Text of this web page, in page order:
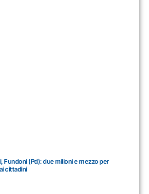
Fundoni (Pd): due milioni e mezzo per
cittadini